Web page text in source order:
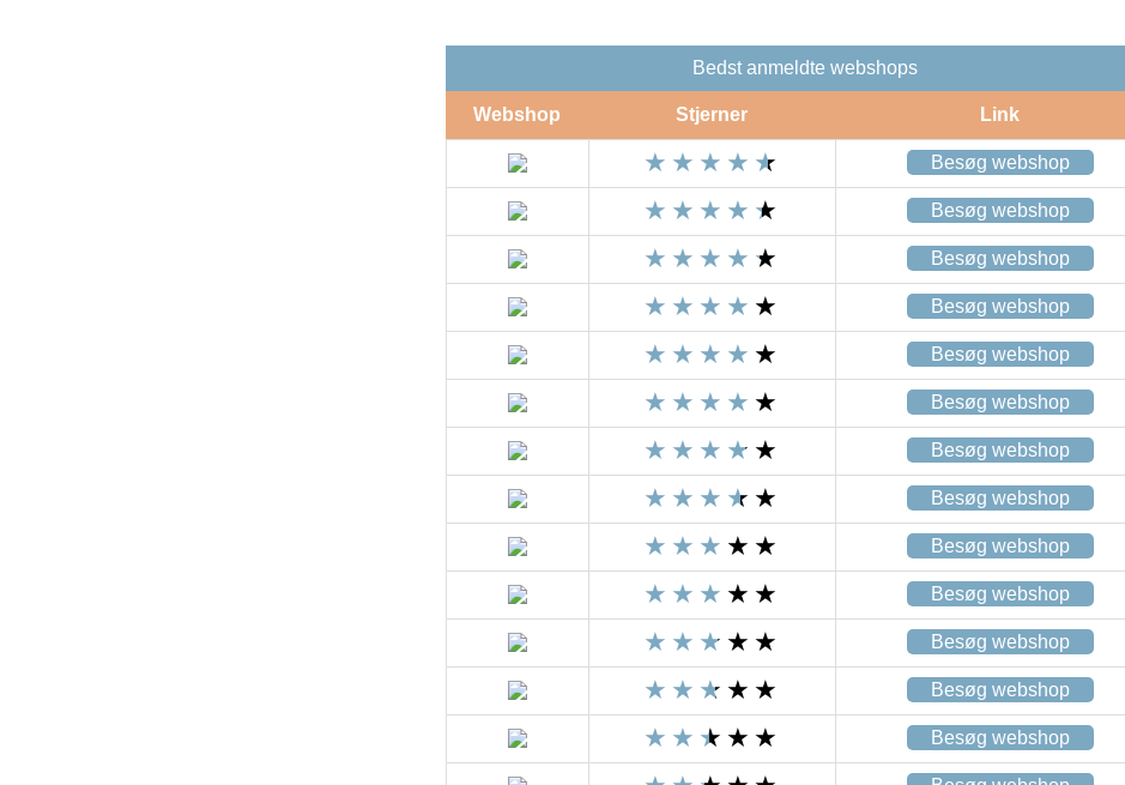
Bedst anmeldte webshops
Webshop Stjerner Link
Besøg webshop
Besøg webshop
Besøg webshop
Besøg webshop
Besøg webshop
Besøg webshop
Besøg webshop
Besøg webshop
Besøg webshop
Besøg webshop
Besøg webshop
Besøg webshop
Besøg webshop